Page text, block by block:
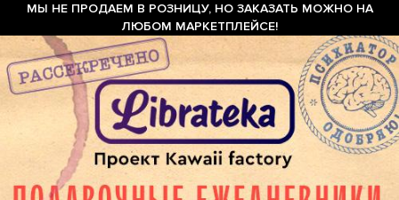
МЫ НЕ ПРОДАЕМ В РОЗНИЦУ, НО ЗАКАЗАТЬ МОЖНО НА
ЛЮБОМ МАРКЕТПЛЕЙСЕ!